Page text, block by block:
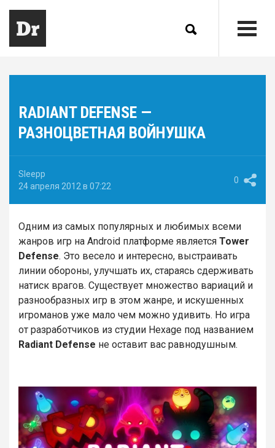
RADIANT DEFENSE —
РАЗНОЦВЕТНАЯ ВОЙНУШКА
Sleepp
24 апреля 2012 в 07:22
0
Одним из самых популярных и любимых всеми
жанров игр на Android платформе является Tower
Defense. Это весело и интересно, выстраивать
линии обороны, улучшать их, стараясь сдерживать
натиск врагов. Существует множество вариаций и
разнообразных игр в этом жанре, и искушенных
игроманов уже мало чем можно удивить. Но игра
от разработчиков из студии Hexage под названием
Radiant Defense не оставит вас равнодушным.